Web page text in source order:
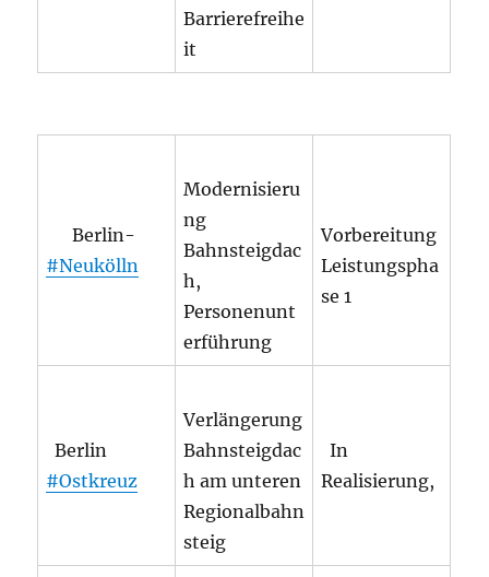
Barrierefreihe
it
Berlin-
#Neukölln
Modernisieru
ng
Bahnsteigdac
h,
Personenunt
erführung
Vorbereitung
Leistungspha
se 1
Berlin
#Ostkreuz
Verlängerung
Bahnsteigdac
h am unteren
Regionalbahn
steig
In
Realisierung,